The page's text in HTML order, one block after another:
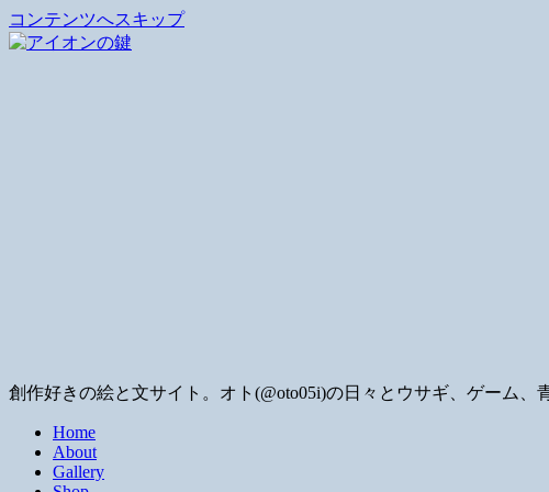
コンテンツへスキップ
創作好きの絵と文サイト。オト(@oto05i)の日々とウサギ、ゲーム
Home
About
Gallery